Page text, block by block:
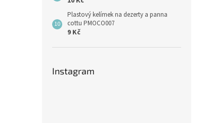
Plastový kelímek na dezerty a panna
cottu PMOCO007
9 Kč
Instagram